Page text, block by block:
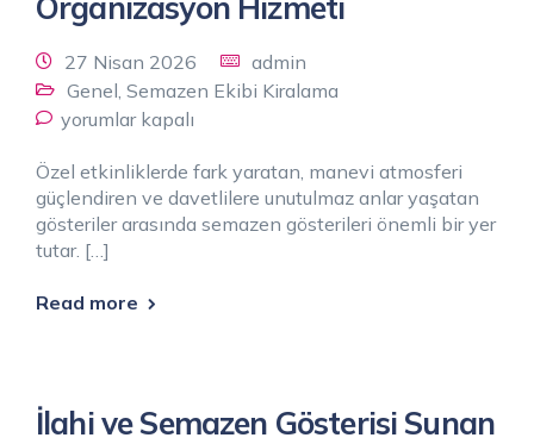
27 Nisan 2026
admin
Genel Semazen Ekibi Kiralama
yorumlar kapalı
Özel etkinliklerde fark yaratan, manevi atmosferi
güçlendiren ve davetlilere unutulmaz anlar yaşatan
gösteriler arasında semazen gösterileri önemli bir yer
tutar. […]
Read more
İlahi ve Semazen Gösterisi Sunan